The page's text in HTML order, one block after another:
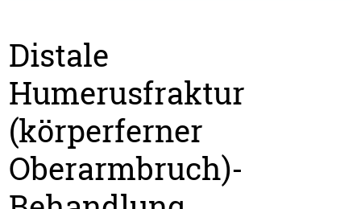
Distale
Humerusfraktur
(körperferner
Oberarmbruch)-